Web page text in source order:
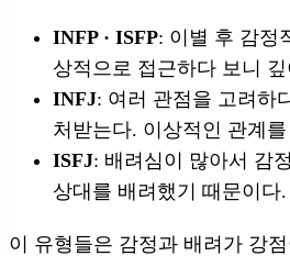
INFP · ISFP: 이별 후 감정
상적으로 접근하다 보니
INFJ: 여러 관점을 고려하
처받는다. 이상적인 관계
ISFJ: 배려심이 많아서 감
상대를 배려했기 때문이다.
이 유형들은 감정과 배려가 강